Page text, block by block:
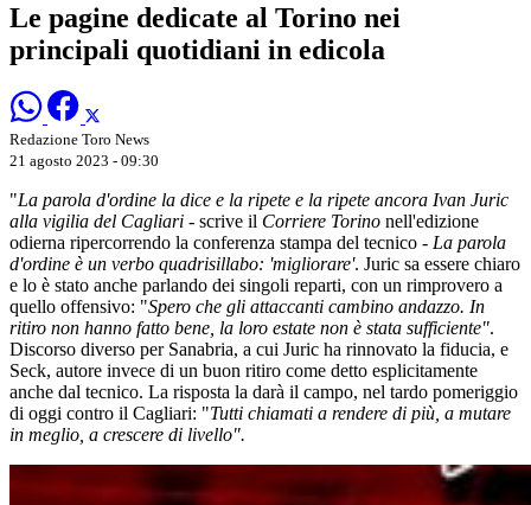
Le pagine dedicate al Torino nei
principali quotidiani in edicola
Redazione Toro News
21 agosto 2023 - 09:30
"La parola d'ordine la dice e la ripete e la ripete ancora Ivan Juric
alla vigilia del Cagliari - scrive il Corriere Torino nell'edizione
odierna ripercorrendo la conferenza stampa del tecnico - La parola
d'ordine è un verbo quadrisillabo: 'migliorare'. Juric sa essere chiaro
e lo è stato anche parlando dei singoli reparti, con un rimprovero a
quello offensivo: "Spero che gli attaccanti cambino andazzo. In
ritiro non hanno fatto bene, la loro estate non è stata sufficiente".
Discorso diverso per Sanabria, a cui Juric ha rinnovato la fiducia, e
Seck, autore invece di un buon ritiro come detto esplicitamente
anche dal tecnico. La risposta la darà il campo, nel tardo pomeriggio
di oggi contro il Cagliari: "Tutti chiamati a rendere di più, a mutare
in meglio, a crescere di livello".